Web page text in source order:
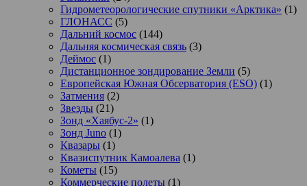
Гидрометеорологические спутники «Арктика» (1)
ГЛОНАСС (5)
Дальний космос (144)
Дальняя космическая связь (3)
Деймос (1)
Дистанционное зондирование Земли (5)
Европейская Южная Обсерватория (ESO) (1)
Затмения (2)
Звезды (21)
Зонд «Хаябус-2» (1)
Зонд Juno (1)
Квазары (1)
Квазиспутник Камоалева (1)
Кометы (15)
Коммерческие полеты (1)